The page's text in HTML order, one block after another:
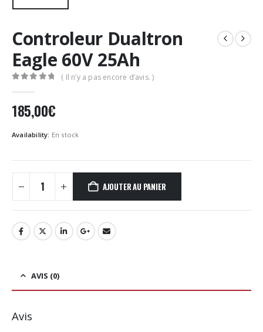
Controleur Dualtron
Eagle 60V 25Ah
( Il n’y a pas encore d’avis. )
185,00€
Availability: En stock
AJOUTER AU PANIER
AVIS (0)
Avis